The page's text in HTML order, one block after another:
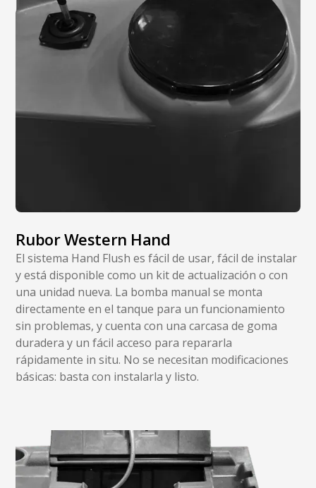
Rubor Western Hand
El sistema Hand Flush es fácil de usar, fácil de instalar
y está disponible como un kit de actualización o con
una unidad nueva. La bomba manual se monta
directamente en el tanque para un funcionamiento
sin problemas, y cuenta con una carcasa de goma
duradera y un fácil acceso para repararla
rápidamente in situ. No se necesitan modificaciones
básicas: basta con instalarla y listo.